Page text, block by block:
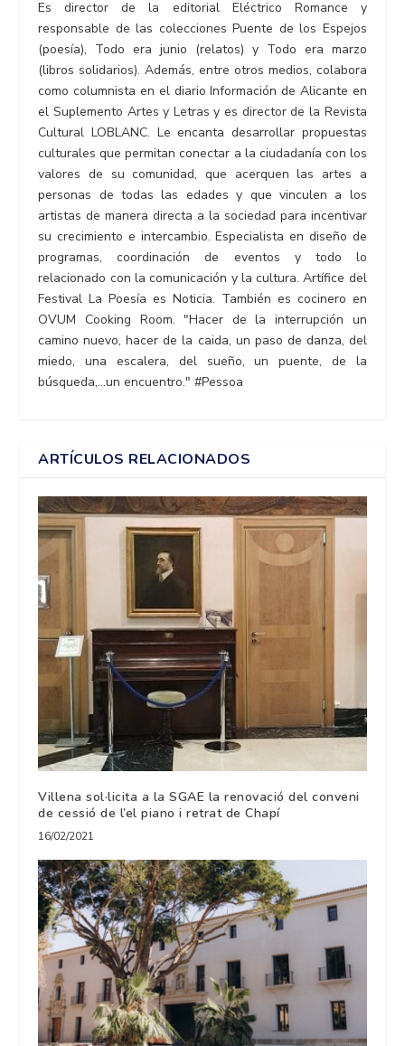
Es director de la editorial Eléctrico Romance y
responsable de las colecciones Puente de los Espejos
(poesía), Todo era junio (relatos) y Todo era marzo
(libros solidarios). Además, entre otros medios, colabora
como columnista en el diario Información de Alicante en
el Suplemento Artes y Letras y es director de la Revista
Cultural LOBLANC. Le encanta desarrollar propuestas
culturales que permitan conectar a la ciudadanía con los
valores de su comunidad, que acerquen las artes a
personas de todas las edades y que vinculen a los
artistas de manera directa a la sociedad para incentivar
su crecimiento e intercambio. Especialista en diseño de
programas, coordinación de eventos y todo lo
relacionado con la comunicación y la cultura. Artífice del
Festival La Poesía es Noticia. También es cocinero en
OVUM Cooking Room. "Hacer de la interrupción un
camino nuevo, hacer de la caida, un paso de danza, del
miedo, una escalera, del sueño, un puente, de la
búsqueda,...un encuentro." #Pessoa
ARTÍCULOS RELACIONADOS
Villena sol·licita a la SGAE la renovació del conveni
de cessió de l’el piano i retrat de Chapí
16/02/2021